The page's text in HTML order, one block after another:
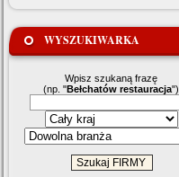
WYSZUKIWARKA
Wpisz szukaną frazę
(np. "Bełchatów restauracja")